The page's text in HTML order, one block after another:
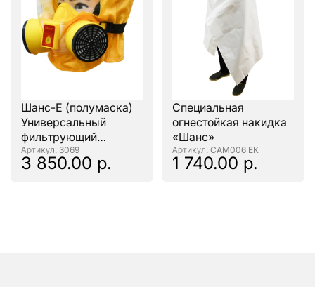
Шанс-Е (полумаска)
Универсальный
фильтрующий
малогабаритный
самоспасатель
: 3069
3 850.00 р.
Специальная
огнестойкая накидка
«Шанс»
: САМ006 ЕК
1 740.00 р.